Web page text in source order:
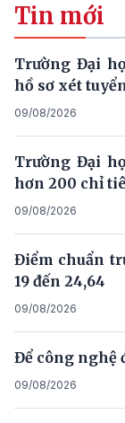
Tin mới
Trường Đại
hồ sơ xét
09/08/2026
Trường Đại
hơn 200 chỉ
09/08/2026
Điểm chuẩn
19 đến 24,64
09/08/2026
Để công nghệ
09/08/2026